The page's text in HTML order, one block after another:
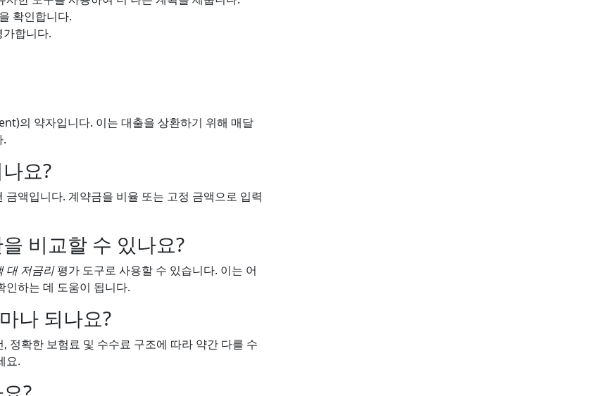
확인합니다.
합니다.
의 약자입니다. 이는 대출을 상환하기 위해 매달
.
요?
액입니다. 계약금을 비율 또는 고정 금액으로 입력
비교할 수 있나요?
대 저금리평가 도구로 사용할 수 있습니다. 이는 어
인하는 데 도움이 됩니다.
나 되나요?
정확한 보험료 및 수수료 구조에 따라 약간 다를 수
요.